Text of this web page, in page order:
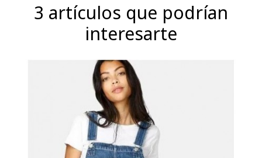
3 artículos que podrían
interesarte